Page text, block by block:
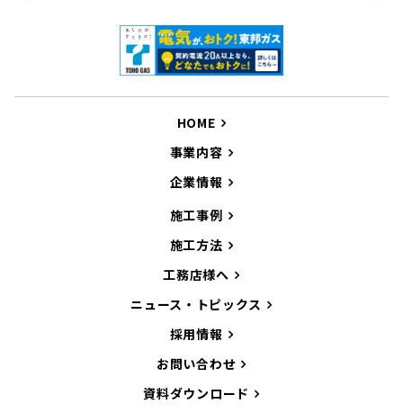
HOME
事業内容
企業情報
施工事例
施工方法
工務店様へ
ニュース・トピックス
採用情報
お問い合わせ
資料ダウンロード